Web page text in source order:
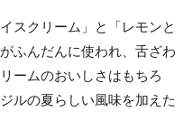
スクリーム」と「レモンと
ふんだんに使われ、舌ざわ
ームのおいしさはもちろ
ルの夏らしい風味を加えた